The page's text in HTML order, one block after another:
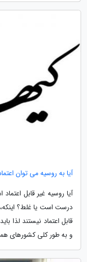
آیا به روسیه می توان
آیا روسیه غیر قابل
درست است یا غلط؟
قابل اعتماد نیستند لذا
و به طور کلی کشورهای